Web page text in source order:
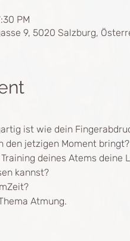
PM
9, 5020 Salzburg,
ist wie dein
den jetzigen Moment bringt?
deines Atems
kannst?
Atmung.